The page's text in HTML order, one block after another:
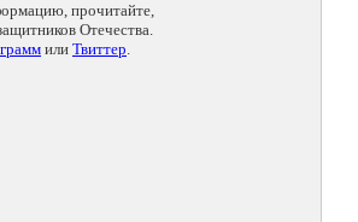
прочитайте,
Отечества.
или Твиттер.